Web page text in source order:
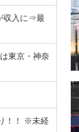
収入に⇒最
東京・神奈
！！ ※未経